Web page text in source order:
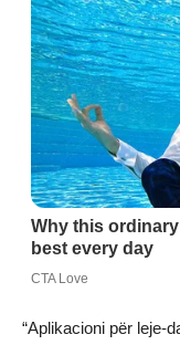
“Aplikacioni për leje-